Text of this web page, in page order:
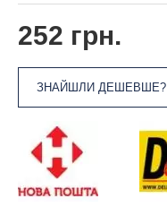
252 грн.
ЗНАЙШЛИ ДЕШЕВШЕ?